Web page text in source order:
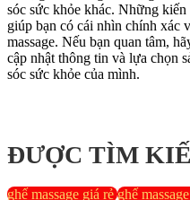
sóc sức khỏe khác. Những
giúp bạn có cái nhìn chính xác
massage. Nếu bạn quan tâm,
cập nhật thông tin và lựa chọn
sóc sức khỏe của mình.
ĐƯỢC TÌM
ghế massage giá rẻ ghế